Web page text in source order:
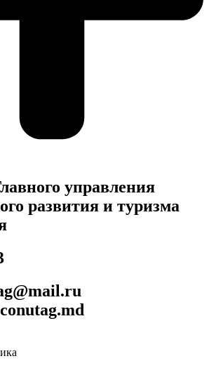
управления
развития и туризма